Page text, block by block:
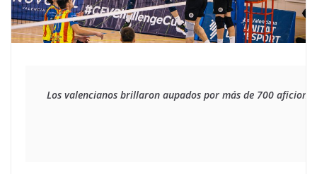
Los valencianos brillaron aupados por más de 700